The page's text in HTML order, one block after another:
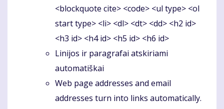
<blockquote cite> <code> <ul type> <ol
start type> <li> <dl> <dt> <dd> <h2 id>
<h3 id> <h4 id> <h5 id> <h6 id>
Linijos ir paragrafai atskiriami
automatiškai
Web page addresses and email
addresses turn into links automatically.